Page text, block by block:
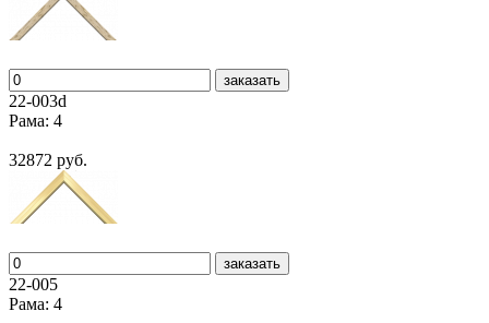
заказать
22-003d
Рама: 4
32872 руб.
заказать
22-005
Рама: 4